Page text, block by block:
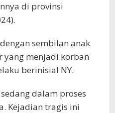
di provinsi
sembilan anak
menjadi korban
berinisial NY.
dalam proses
Kejadian tragis ini